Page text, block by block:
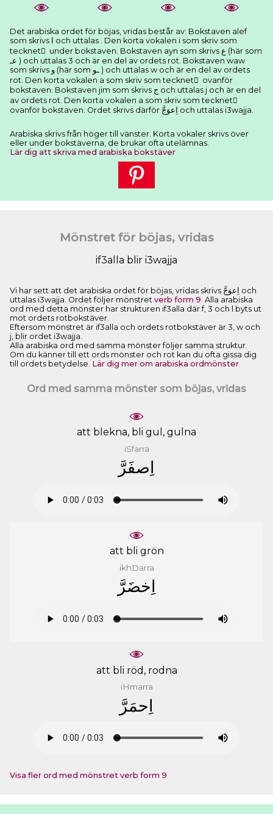
Det arabiska ordet för böjas, vridas består av: Bokstaven alef
som skrivs ﺍ och uttalas . Den korta vokalen i som skriv som
tecknet ِ under bokstaven. Bokstaven ayn som skrivs ﻉ (här som
ﻋـ ) och uttalas 3 och är en del av ordets rot. Bokstaven waw
som skrivs ﻭ (här som ـﻮ ) och uttalas w och är en del av ordets
rot. Den korta vokalen a som skriv som tecknet َ ovanför
bokstaven. Bokstaven jim som skrivs ﺝ och uttalas j och är en del
av ordets rot. Den korta vokalen a som skriv som tecknet َ
ovanför bokstaven. Ordet skrivs därför ﺍِﻋﻮَﺝَّ och uttalas i3wajja.
Arabiska skrivs från höger till vänster. Korta vokaler skrivs över
eller under bokstäverna, de brukar ofta utelämnas.
Lär dig att skriva med arabiska bokstäver
Mönstret för böjas, vridas
if3alla blir i3wajja
Vi har sett att det arabiska ordet för böjas, vridas skrivs ﺍِﻋﻮَﺝَّ och
uttalas i3wajja. Ordet följer mönstret verb form 9 . Alla arabiska
ord med detta mönster har strukturen if3alla där f, 3 och l byts ut
mot ordets rotbokstäver.
Eftersom mönstret är if3alla och ordets rotbokstäver är 3, w och
j, blir ordet i3wajja.
Alla arabiska ord med samma mönster följer samma struktur.
Om du känner till ett ords mönster och rot kan du ofta gissa dig
till ordets betydelse. Lär dig mer om arabiska ordmönster
Ord med samma mönster som böjas, vridas
att blekna, bli gul, gulna
iSfarra
ﺍِﺻﻔَﺮَّ
att bli grön
ikhDarra
ﺍِﺧﻀَﺮَّ
att bli röd, rodna
iHmarra
ﺍِﺣﻤَﺮَّ
Visa fler ord med mönstret verb form 9